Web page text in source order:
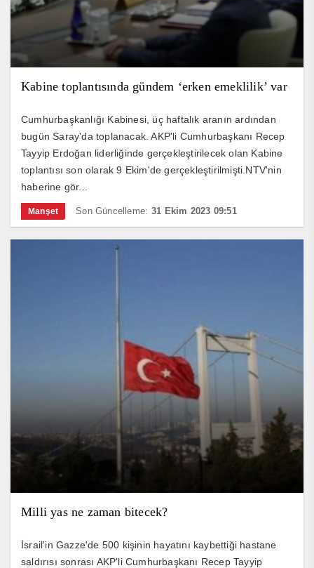
Kabine toplantısında gündem ‘erken emeklilik’ var
Cumhurbaşkanlığı Kabinesi, üç haftalık aranın ardından
bugün Saray'da toplanacak. AKP'li Cumhurbaşkanı Recep
Tayyip Erdoğan liderliğinde gerçekleştirilecek olan Kabine
toplantısı son olarak 9 Ekim'de gerçekleştirilmişti.NTV'nin
haberine gör...
Manşet Son Güncelleme: 31 Ekim 2023 09:51
Milli yas ne zaman bitecek?
İsrail'in Gazze'de 500 kişinin hayatını kaybettiği hastane
saldırısı sonrası AKP'li Cumhurbaşkanı Recep Tayyip